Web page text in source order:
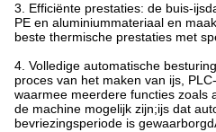
3. Efficiënte prestaties: de buis-
PE en aluminiummateriaal en
beste thermische prestaties met
4. Volledige automatische
proces van het maken van ijs,
waarmee meerdere functies zoals
de machine mogelijk zijn;ijs dat
bevriezingsperiode is